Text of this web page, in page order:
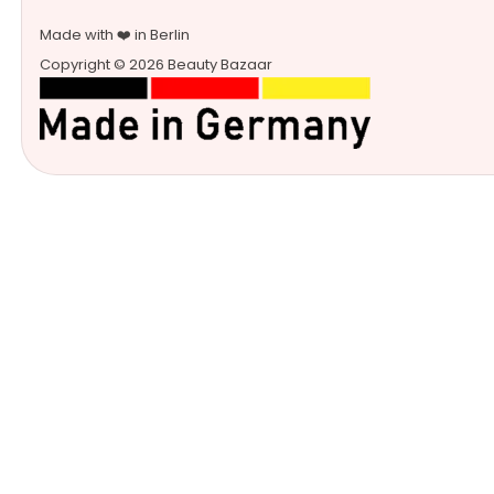
Made with ❤️ in Berlin
Copyright © 2026 Beauty Bazaar